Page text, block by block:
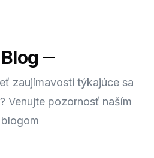
Blog
zaujímavosti týkajúce sa
Venujte pozornosť naším
blogom